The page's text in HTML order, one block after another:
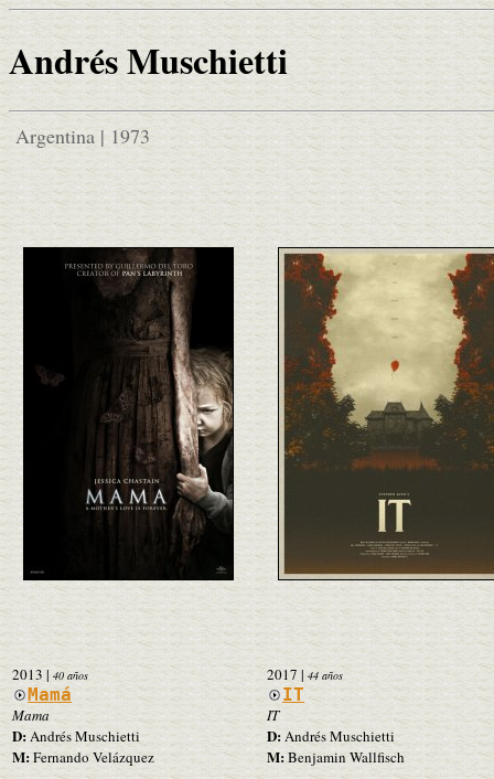
Andrés Muschietti
Argentina | 1973
2013 | 40 años
Mamá
Mama
D:Andrés Muschietti
M:Fernando Velázquez
2017 | 44 años
IT
IT
D:Andrés Muschietti
M:Benjamin Wallfisch